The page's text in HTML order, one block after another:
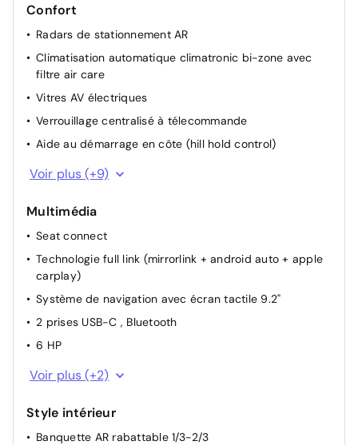
Confort
Radars de stationnement AR
Climatisation automatique climatronic bi-zone avec
filtre air care
Vitres AV électriques
Verrouillage centralisé à télecommande
Aide au démarrage en côte (hill hold control)
Lave-glace ar à balayage intermittent
Limiteur de vitesse
Vitres AR électriques
Pare-soleil avec porte-carte côté conducteur
Rétroviseurs extérieurs dégivrants
Direction à Assistance électromécanique
Système ‘Start-Stop’ automatique et dispositif de
récupération de l’énergie de freinage
Pack Confort: Siège conducteur réglable en hauteur
Voir plus (+9)
Multimédia
Seat connect
Technologie full link (mirrorlink + android auto + apple
carplay)
Système de navigation avec écran tactile 9.2"
2 prises USB-C , Bluetooth
6 HP
Radio Numérique DAB
écran tactile 8,25''
Voir plus (+2)
Style intérieur
Banquette AR rabattable 1/3-2/3